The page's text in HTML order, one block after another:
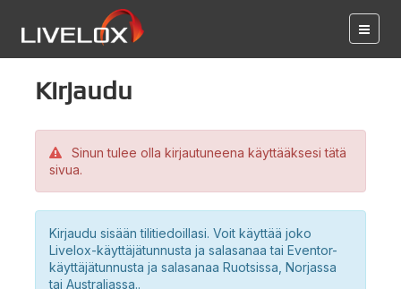
Kirjaudu
Sinun tulee olla kirjautuneena käyttääksesi tätä
sivua.
Kirjaudu sisään tilitiedoillasi. Voit käyttää joko
Livelox-käyttäjätunnusta ja salasanaa tai Eventor-
käyttäjätunnusta ja salasanaa Ruotsissa, Norjassa
tai Australiassa..